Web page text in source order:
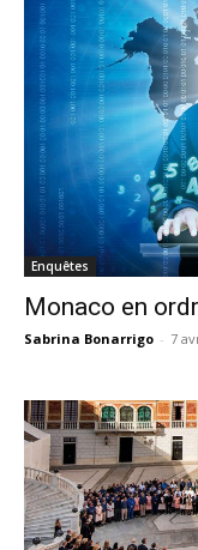
Enquêtes
Monaco en
Sabrina Bonarrigo - 7